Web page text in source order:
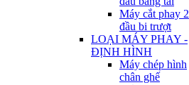
Máy cắt phay 2
đầu bi trượt
LOẠI MÁY PHAY -
ĐỊNH HÌNH
Máy chép hình
chân ghế